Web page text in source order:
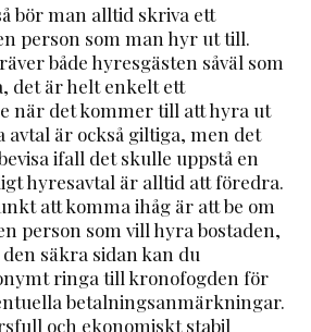
bör man alltid skriva ett
person som man hyr ut till.
både hyresgästen såväl som
det är helt enkelt ett
när det kommer till att hyra ut
avtal är också giltiga, men det
ifall det skulle uppstå en
hyresavtal är alltid att föredra.
att komma ihåg är att be om
person som vill hyra bostaden,
säkra sidan kan du
ringa till kronofogden för
betalningsanmärkningar.
och ekonomiskt stabil